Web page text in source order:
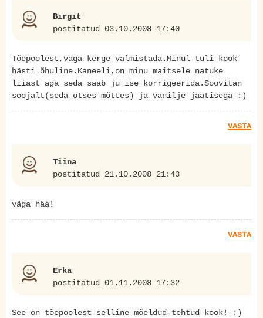
Birgit
postitatud 03.10.2008 17:40
Tõepoolest,väga kerge valmistada.Minul tuli kook
hästi õhuline.Kaneeli,on minu maitsele natuke
liiast aga seda saab ju ise korrigeerida.Soovitan
soojalt(seda otses mõttes) ja vanilje jäätisega :)
VASTA
Tiina
postitatud 21.10.2008 21:43
väga hää!
VASTA
Erka
postitatud 01.11.2008 17:32
See on tõepoolest selline mõeldud-tehtud kook! :)